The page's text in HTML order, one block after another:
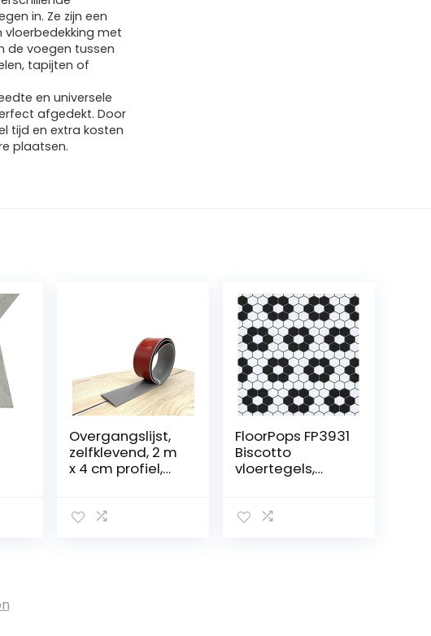
in. Ze zijn een
met
de voegen tussen
tapijten of
en universele
afgedekt. Door
tijd en extra kosten
plaatsen.
Overgangslijst,
zelfklevend, 2 m
x 4 cm profiel,
vloerbedekking,
FloorPops FP3931
Biscotto
vloertegels,
cm T